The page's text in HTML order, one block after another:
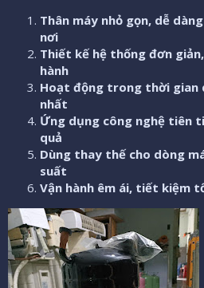
Thân máy nhỏ gọn, dễ
nơi
Thiết kế hệ thống đơn
hành
Hoạt động trong thời gian
nhất
Ứng dụng công nghệ tiên
quả
Dùng thay thế cho dòng
suất
Vận hành êm ái, tiết kiệm